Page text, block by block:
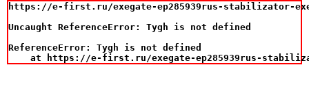
https://e-first.ru/exegate-ep285939rus-stabilizator-
Uncaught ReferenceError: Tygh is not defined
ReferenceError: Tygh is not defined
at https://e-first.ru/exegate-ep285939rus-